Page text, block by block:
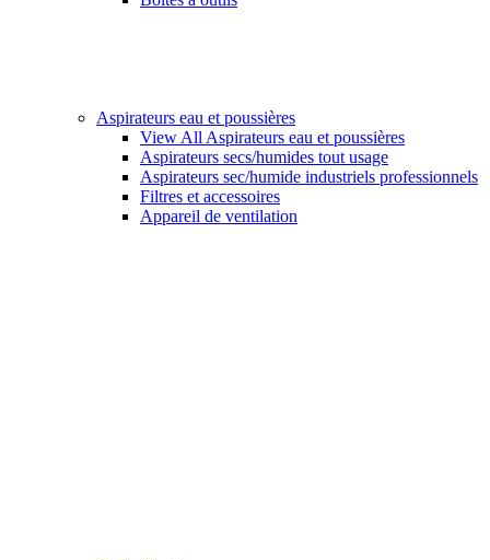
Aspirateurs eau et poussières
View All Aspirateurs eau et poussières
Aspirateurs secs/humides tout usage
Aspirateurs sec/humide industriels professionnels
Filtres et accessoires
Appareil de ventilation